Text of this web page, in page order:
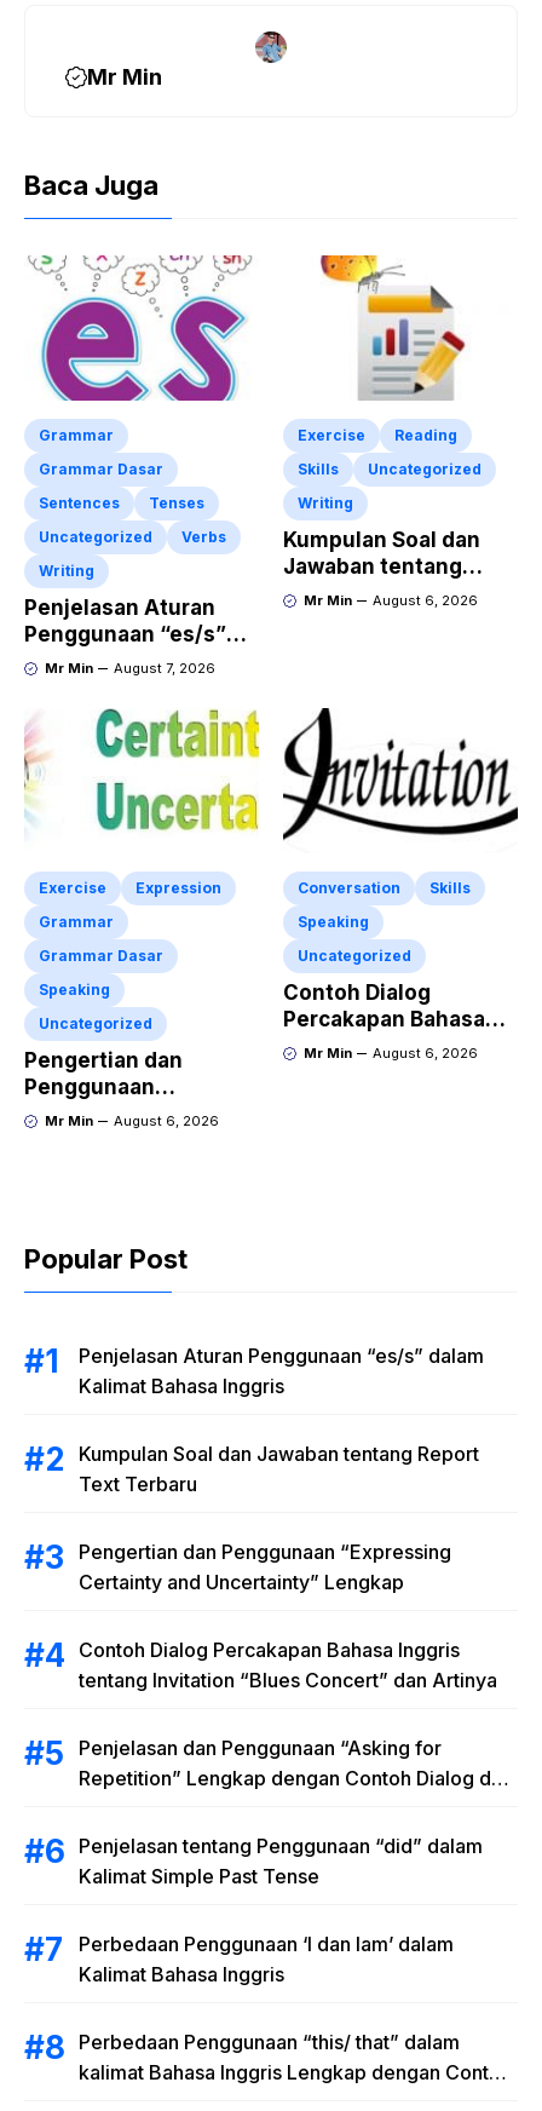
Mr Min
Baca Juga
Grammar
Grammar Dasar
Sentences
Tenses
Uncategorized
Verbs
Writing
Penjelasan Aturan
Penggunaan “es/s”
dalam Kalimat Bahasa
Mr Min August 7, 2026
Exercise
Reading
Skills
Uncategorized
Writing
Kumpulan Soal dan
Jawaban tentang
Report Text Terbaru
Mr Min August 6, 2026
Exercise
Expression
Grammar
Grammar Dasar
Speaking
Uncategorized
Pengertian dan
Penggunaan
“Expressing Certainty
Mr Min August 6, 2026
Conversation
Skills
Speaking
Uncategorized
Contoh Dialog
Percakapan Bahasa
Inggris tentang
Mr Min August 6, 2026
Popular Post
Penjelasan Aturan Penggunaan “es/s” dalam
Kalimat Bahasa Inggris
Kumpulan Soal dan Jawaban tentang Report
Text Terbaru
Pengertian dan Penggunaan “Expressing
Certainty and Uncertainty” Lengkap
Contoh Dialog Percakapan Bahasa Inggris
tentang Invitation “Blues Concert” dan Artinya
Penjelasan dan Penggunaan “Asking for
Repetition” Lengkap dengan Contoh Dialog dan
Penjelasan tentang Penggunaan “did” dalam
Kalimat Simple Past Tense
Perbedaan Penggunaan ‘I dan Iam’ dalam
Kalimat Bahasa Inggris
Perbedaan Penggunaan “this/ that” dalam
kalimat Bahasa Inggris Lengkap dengan Contoh